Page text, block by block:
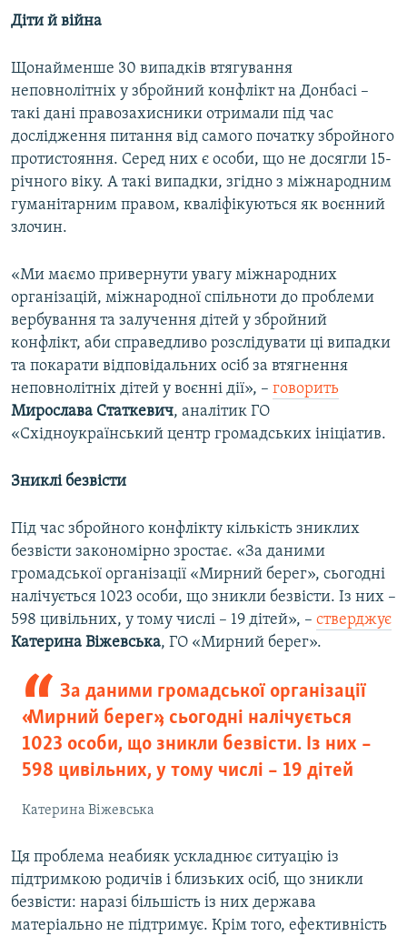
Діти й війна
Щонайменше 30 випадків втягування
неповнолітніх у збройний конфлікт на Донбасі –
такі дані правозахисники отримали під час
дослідження питання від самого початку збройного
протистояння. Серед них є особи, що не досягли 15-
річного віку. А такі випадки, згідно з міжнародним
гуманітарним правом, кваліфікуються як воєнний
злочин.
«Ми маємо привернути увагу міжнародних
організацій, міжнародної спільноти до проблеми
вербування та залучення дітей у збройний
конфлікт, аби справедливо розслідувати ці випадки
та покарати відповідальних осіб за втягнення
неповнолітніх дітей у воєнні дії», – говорить
Мирослава Статкевич, аналітик ГО
«Східноукраїнський центр громадських ініціатив.
Зниклі безвісти
Під час збройного конфлікту кількість зниклих
безвісти закономірно зростає. «За даними
громадської організації «Мирний берег», сьогодні
налічується 1023 особи, що зникли безвісти. Із них –
598 цивільних, у тому числі – 19 дітей», – стверджує
Катерина Віжевська, ГО «Мирний берег».
За даними громадської організації
«Мирний берег», сьогодні налічується
1023 особи, що зникли безвісти. Із них –
598 цивільних, у тому числі – 19 дітей
Катерина Віжевська
Ця проблема неабияк ускладнює ситуацію із
підтримкою родичів і близьких осіб, що зникли
безвісти: наразі більшість із них держава
матеріально не підтримує. Крім того, ефективність